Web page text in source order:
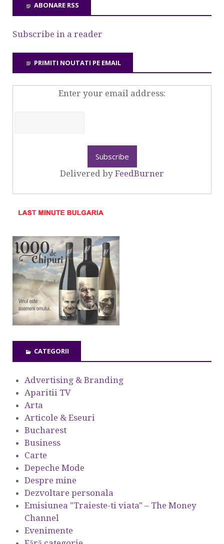
ABONARE RSS
Subscribe in a reader
PRIMITI NOUTATI PE EMAIL
Enter your email address:
Delivered by FeedBurner
CATEGORII
Advertising & Branding
Aparitii TV
Arta
Articole & Eseuri
Bucharest
Business
Carte
Depeche Mode
Despre mine
Dezvoltare personala
Emisiunea "Traieste-ti viata" – The Money
Channel
Evenimente